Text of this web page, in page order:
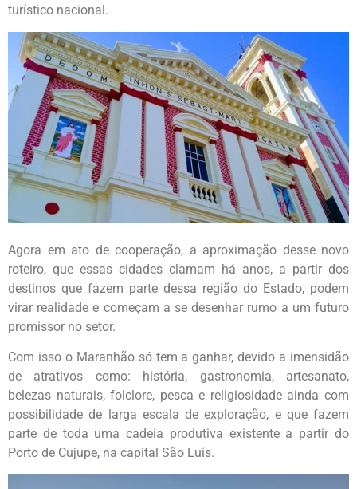
turístico nacional.
Agora em ato de cooperação, a aproximação desse novo
roteiro, que essas cidades clamam há anos, a partir dos
destinos que fazem parte dessa região do Estado, podem
virar realidade e começam a se desenhar rumo a um futuro
promissor no setor.
Com isso o Maranhão só tem a ganhar, devido a imensidão
de atrativos como: história, gastronomia, artesanato,
belezas naturais, folclore, pesca e religiosidade ainda com
possibilidade de larga escala de exploração, e que fazem
parte de toda uma cadeia produtiva existente a partir do
Porto de Cujupe, na capital São Luís.